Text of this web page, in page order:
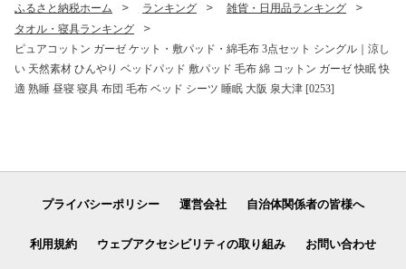
ふるさと納税ホーム ランキング
雑貨・日用品ランキング
タオル・寝具ランキング
ピュアコットン ガーゼ ケット・敷パッド・綿毛布 3点セット シングル｜涼し
い 天然素材 ひんやり ベッドパッド 敷パッド 毛布 綿 コットン ガーゼ 快眠 快
適 熟睡 昼寝 寝具 布団 毛布 ベッド シーツ 睡眠 大阪 泉大津 [0253]
プライバシーポリシー 運営会社 自治体関係者の皆様へ
利用規約 ウェブアクセシビリティの取り組み お問い合わせ